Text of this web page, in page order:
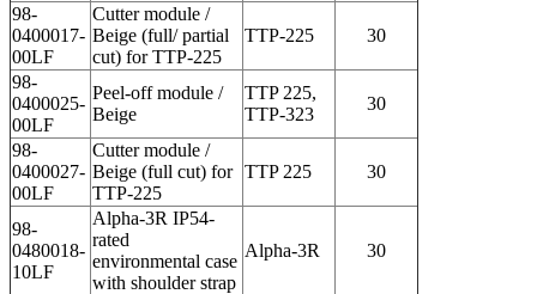
98-
0400017-
00LF
Cutter module /
Beige (full/ partial
cut) for TTP-225
TTP-225 30
98-
0400025-
00LF
Peel-off module /
Beige
TTP 225,
TTP-323
30
98-
0400027-
00LF
Cutter module /
Beige (full cut) for
TTP-225
TTP 225 30
98-
0480018-
10LF
Alpha-3R IP54-
rated
environmental case
with shoulder strap
Alpha-3R 30